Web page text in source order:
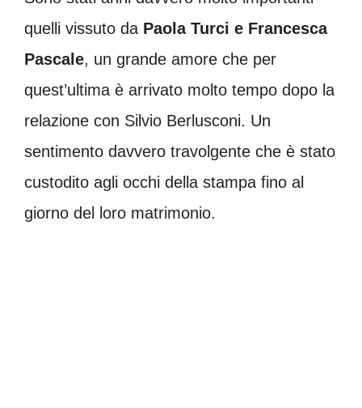
quelli vissuto da Paola Turci e Francesca
Pascale, un grande amore che per
quest’ultima è arrivato molto tempo dopo la
relazione con Silvio Berlusconi. Un
sentimento davvero travolgente che è stato
custodito agli occhi della stampa fino al
giorno del loro matrimonio.